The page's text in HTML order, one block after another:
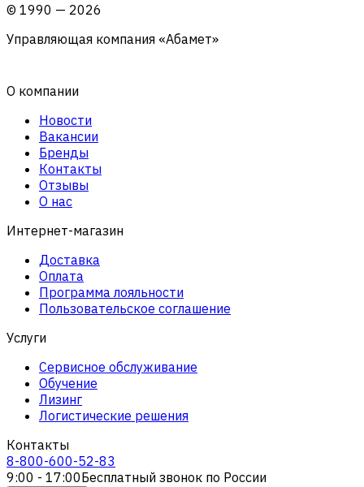
© 1990 — 2026
Управляющая компания «Абамет»
О компании
Новости
Вакансии
Бренды
Контакты
Отзывы
О нас
Интернет-магазин
Доставка
Оплата
Программа лояльности
Пользовательское соглашение
Услуги
Сервисное обслуживание
Обучение
Лизинг
Логистические решения
Контакты
8-800-600-52-83
9:00 - 17:00Бесплатный звонок по России